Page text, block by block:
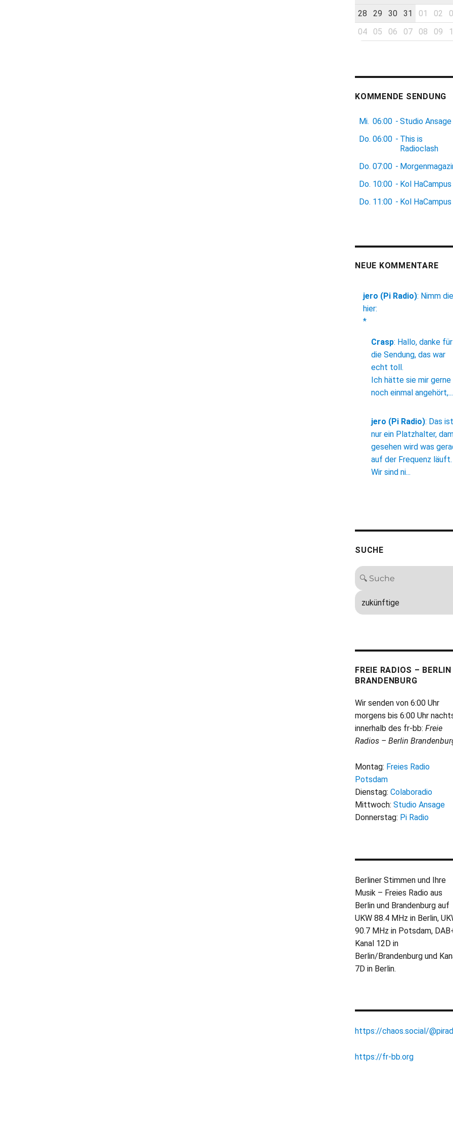
28
29 30 31 01 02
04
05 06 07 08 09
KOMMENDE SENDUNG
Mi. 06:00 - Studio Ansage
Do. 06:00 - This is
Radioclash
Do. 07:00 -
Do. 10:00 - Kol HaCampus
Do. 11:00 - Kol HaCampus
NEUE KOMMENTARE
jero (Pi Radio): Nimm die
hier:
*
Crasp: Hallo, danke für
die Sendung, das war
echt toll.
Ich hätte sie mir gerne
noch einmal angehört,...
jero (Pi Radio): Das ist
nur ein Platzhalter,
gesehen wird was
auf der Frequenz läuft.
Wir sind ni...
SUCHE
FREIE RADIOS – BERLIN
BRANDENBURG
Wir senden von 6:00 Uhr
morgens bis 6:00 Uhr
innerhalb des fr-bb: Freie
Radios – Berlin
Montag: Freies Radio
Potsdam
Dienstag: Colaboradio
Mittwoch: Studio Ansage
Donnerstag: Pi Radio
Berliner Stimmen und Ihre
Musik – Freies Radio aus
Berlin und Brandenburg auf
UKW 88.4 MHz in Berlin,
90.7 MHz in Potsdam,
Kanal 12D in
Berlin/Brandenburg und
7D in Berlin.
https://chaos.social/
https://fr-bb.org